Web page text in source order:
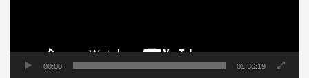
00:00 01:36:19